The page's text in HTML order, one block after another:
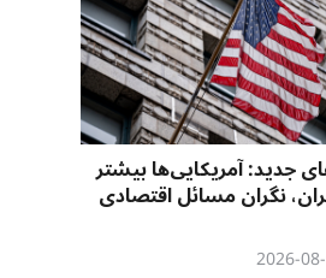
جدید: آمریکایی‌ها بیشتر
نگران مسائل اقتصادی